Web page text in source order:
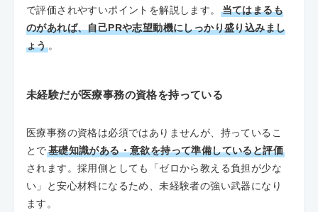
で評価されやすいポイントを解説します。
当てはまるも
のがあれば、自己PRや志望動機にしっかり盛り込みまし
ょう。
未経験だが医療事務の資格を持っている
医療事務の資格は必須ではありませんが、持っているこ
とで基礎知識がある・意欲を持って準備していると評価
されます。採用側としても「ゼロから教える負担が少な
い」と安心材料になるため、未経験者の強い武器になり
ます。